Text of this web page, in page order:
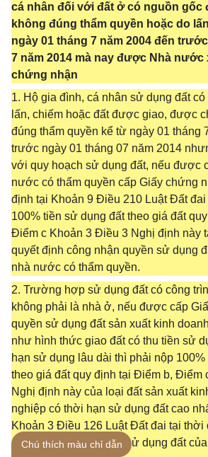
cá nhân đối với đất ở có nguồn gốc
không đúng thẩm quyền hoặc do
ngày 01 tháng 7 năm 2004 đến
7 năm 2014 mà nay được Nhà nước
chứng nhận
1. Hộ gia đình, cá nhân sử dụng đất
lấn, chiếm hoặc đất được giao, được
đúng thẩm quyền kể từ ngày 01 tháng
trước ngày 01 tháng 07 năm 2014
với quy hoạch sử dụng đất, nếu được
nước có thẩm quyền cấp Giấy chứng
định tại Khoản 9 Điều 210 Luật Đất
100% tiền sử dụng đất theo giá đất
Điểm c Khoản 3 Điều 3 Nghị định này
quyết định công nhận quyền sử dụng
nhà nước có thẩm quyền.
2. Trường hợp sử dụng đất có công
không phải là nhà ở, nếu được cấp
quyền sử dụng đất sản xuất kinh
như hình thức giao đất có thu tiền sử
hạn sử dụng lâu dài thì phải nộp
theo giá đất quy định tại Điểm b, Điểm
Nghị định này của loại đất sản xuất
nghiệp có thời hạn sử dụng đất cao
Khoản 3 Điều 126 Luật Đất đai tại thời
định công nhận quyền sử dụng đất
Chú thích màu chỉ dẫn